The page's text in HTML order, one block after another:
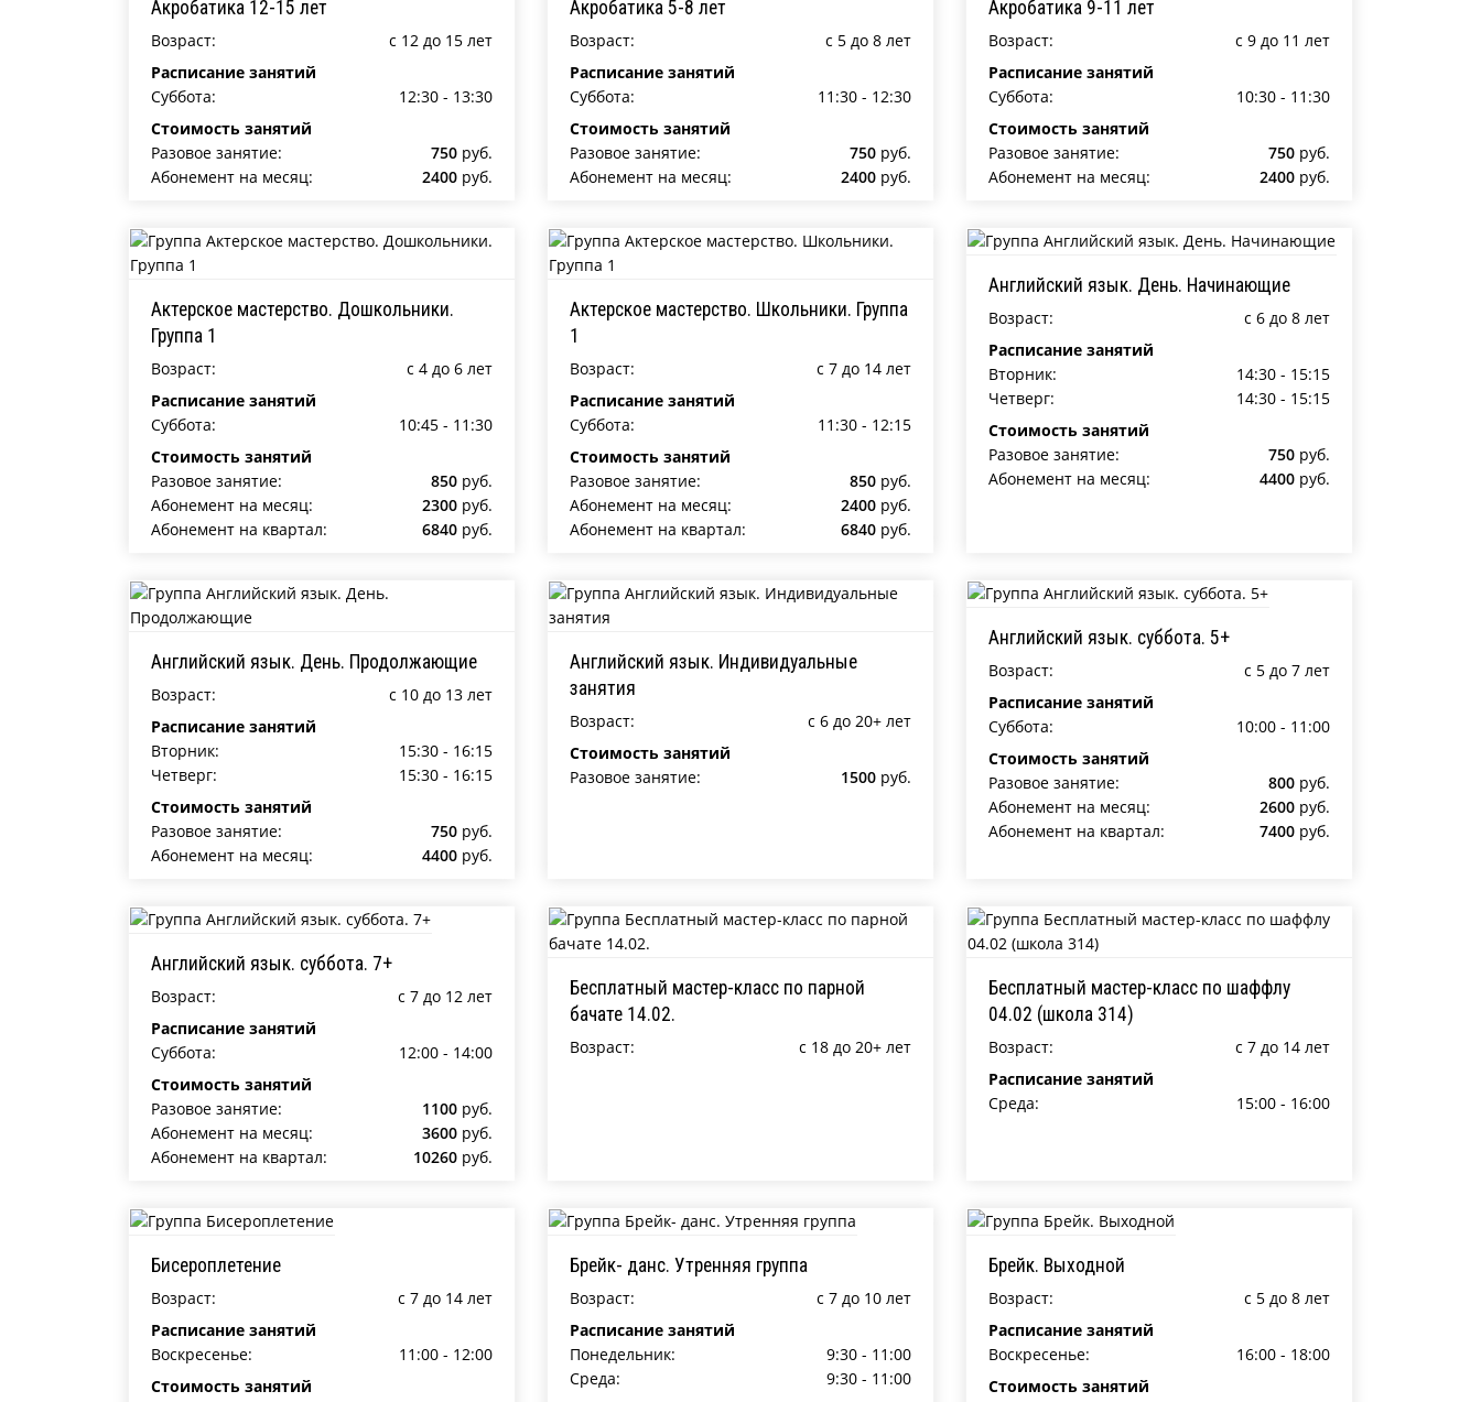
Акробатика 12-15 лет
Возраст:
c 12 до 15 лет
Расписание занятий
Суббота:
12:30 - 13:30
Стоимость занятий
Разовое занятие:
750 руб.
Абонемент на месяц:
2400 руб.
Акробатика 5-8 лет
Возраст:
c 5 до 8 лет
Расписание занятий
Суббота:
11:30 - 12:30
Стоимость занятий
Разовое занятие:
750 руб.
Абонемент на месяц:
2400 руб.
Акробатика 9-11 лет
Возраст:
c 9 до 11 лет
Расписание занятий
Суббота:
10:30 - 11:30
Стоимость занятий
Разовое занятие:
750 руб.
Абонемент на месяц:
2400 руб.
Актерское мастерство. Дошкольники.
Группа 1
Возраст:
c 4 до 6 лет
Расписание занятий
Суббота:
10:45 - 11:30
Стоимость занятий
Разовое занятие:
850 руб.
Абонемент на месяц:
2300 руб.
Абонемент на квартал:
6840 руб.
Актерское мастерство. Школьники. Группа
1
Возраст:
c 7 до 14 лет
Расписание занятий
Суббота:
11:30 - 12:15
Стоимость занятий
Разовое занятие:
850 руб.
Абонемент на месяц:
2400 руб.
Абонемент на квартал:
6840 руб.
Английский язык. День. Начинающие
Возраст:
c 6 до 8 лет
Расписание занятий
Вторник:
14:30 - 15:15
Четверг:
14:30 - 15:15
Стоимость занятий
Разовое занятие:
750 руб.
Абонемент на месяц:
4400 руб.
Английский язык. День. Продолжающие
Возраст:
c 10 до 13 лет
Расписание занятий
Вторник:
15:30 - 16:15
Четверг:
15:30 - 16:15
Стоимость занятий
Разовое занятие:
750 руб.
Абонемент на месяц:
4400 руб.
Английский язык. Индивидуальные
занятия
Возраст:
c 6 до 20+ лет
Стоимость занятий
Разовое занятие:
1500 руб.
Английский язык. суббота. 5+
Возраст:
c 5 до 7 лет
Расписание занятий
Суббота:
10:00 - 11:00
Стоимость занятий
Разовое занятие:
800 руб.
Абонемент на месяц:
2600 руб.
Абонемент на квартал:
7400 руб.
Английский язык. суббота. 7+
Возраст:
c 7 до 12 лет
Расписание занятий
Суббота:
12:00 - 14:00
Стоимость занятий
Разовое занятие:
1100 руб.
Абонемент на месяц:
3600 руб.
Абонемент на квартал:
10260 руб.
Бесплатный мастер-класс по парной
бачате 14.02.
Возраст: c 18 до 20+ лет
Бесплатный мастер-класс по шаффлу
04.02 (школа 314)
Возраст:
c 7 до 14 лет
Расписание занятий
Среда:
15:00 - 16:00
Бисероплетение
Возраст:
c 7 до 14 лет
Расписание занятий
Воскресенье:
11:00 - 12:00
Стоимость занятий
Брейк- данс. Утренняя группа
Возраст:
c 7 до 10 лет
Расписание занятий
Понедельник:
9:30 - 11:00
Среда:
9:30 - 11:00
Брейк. Выходной
Возраст:
c 5 до 8 лет
Расписание занятий
Воскресенье:
16:00 - 18:00
Стоимость занятий